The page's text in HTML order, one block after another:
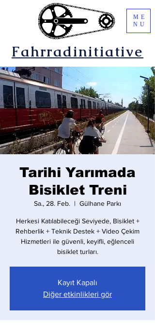
Fahrradinitiative
ME
NU
Tarihi Yarımada
Bisiklet Treni
Sa., 28. Feb.
  |
Gülhane Parkı
Herkesi Katılabileceği Seviyede, Bisiklet +
Rehberlik + Teknik Destek + Video Çekim
Hizmetleri ile güvenli, keyifli, eğlenceli
bisiklet turları.
Kayıt Kapalı
Diğer etkinlikleri gör